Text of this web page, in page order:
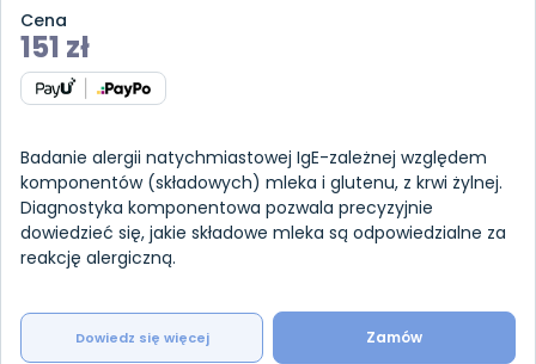
Cena
151 zł
Badanie alergii natychmiastowej IgE-zależnej względem
komponentów (składowych) mleka i glutenu, z krwi żylnej.
Diagnostyka komponentowa pozwala precyzyjnie
dowiedzieć się, jakie składowe mleka są odpowiedzialne za
reakcję alergiczną.
Dowiedz się więcej Zamów